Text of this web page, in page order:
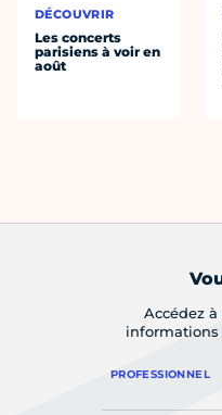
DÉCOUVRIR
Les concerts
parisiens à voir en
août
Accédez
informations
PROFESSIONNEL